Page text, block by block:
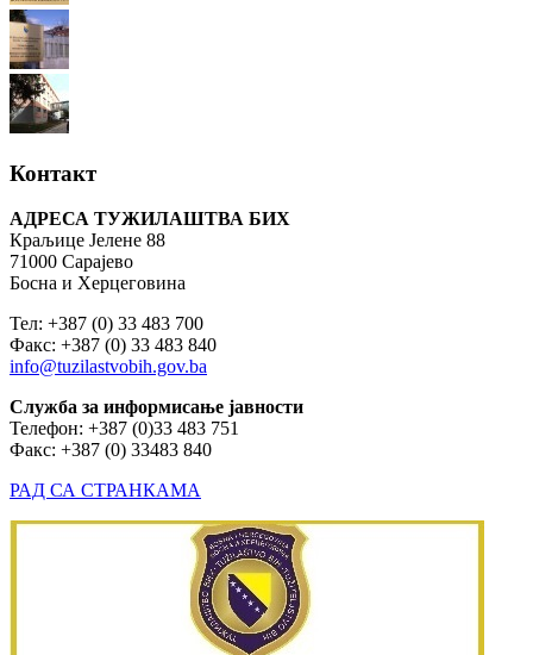
Контакт
АДРЕСА ТУЖИЛАШТВА БИХ
Краљице Јелене 88
71000 Сарајево
Босна и Херцеговина
Тел: +387 (0) 33 483 700
Факс: +387 (0) 33 483 840
info@tuzilastvobih.gov.ba
Служба за информисање јавности
Телефон: +387 (0)33 483 751
Факс: +387 (0) 33483 840
РАД СА СТРАНКАМА